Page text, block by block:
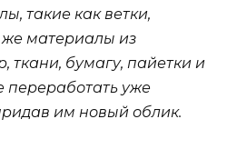
такие как ветки,
материалы из
ткани, бумагу, пайетки и
переработать уже
им новый облик.